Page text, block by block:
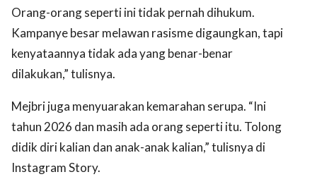
Orang-orang seperti ini tidak pernah dihukum.
Kampanye besar melawan rasisme digaungkan, tapi
kenyataannya tidak ada yang benar-benar
dilakukan,” tulisnya.
Mejbri juga menyuarakan kemarahan serupa. “Ini
tahun 2026 dan masih ada orang seperti itu. Tolong
didik diri kalian dan anak-anak kalian,” tulisnya di
Instagram Story.